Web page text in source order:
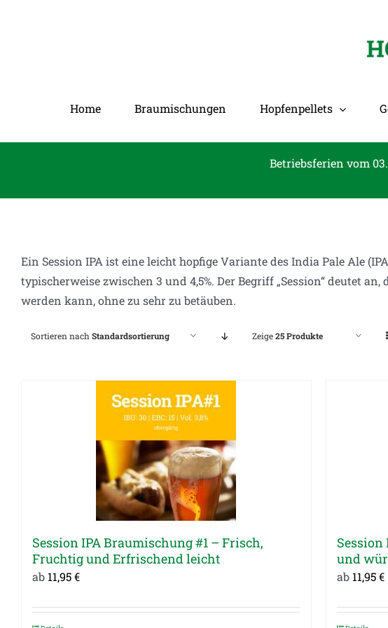
Home Braumischungen Hopfenpellets
Betriebsferien vom
Ein Session IPA ist eine leicht hopfige Variante des India Pale Ale
typischerweise zwischen 3 und 4,5%. Der Begriff „Session“ deutet
werden kann, ohne zu sehr zu betäuben.
Sortieren nach Standardsortierung Zeige25 Produkte
Session IPA Braumischung #1 – Frisch,
Fruchtig und Erfrischend leicht
ab 11,95€
und
ab 11,95€